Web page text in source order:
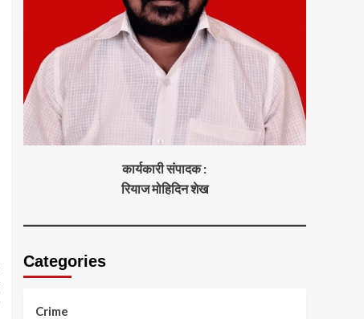
कार्यकारी संपादक :
रियाज मोहिदिन शेख
Categories
Crime